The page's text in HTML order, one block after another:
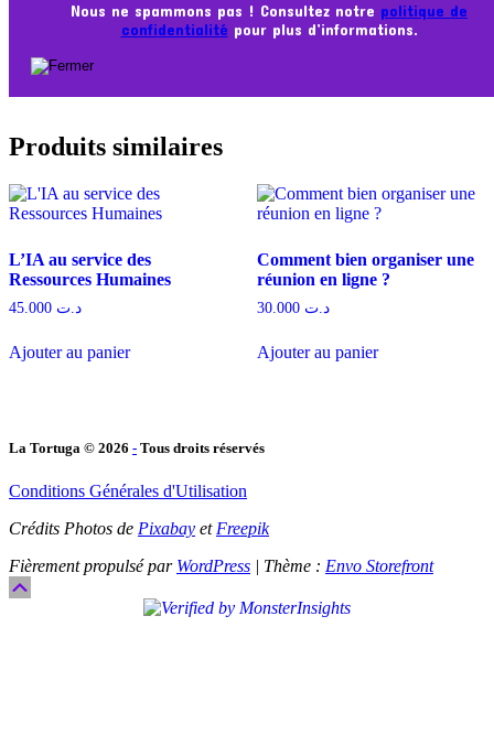
Nous ne spammons pas ! Consultez notre politique de
confidentialité pour plus d’informations.
Produits similaires
L’IA au service des
Ressources Humaines
45.000 د.ت
Ajouter au panier
Comment bien organiser une
réunion en ligne ?
30.000 د.ت
Ajouter au panier
La Tortuga © 2026 - Tous droits réservés
Conditions Générales d'Utilisation
Crédits Photos de Pixabay et Freepik
Fièrement propulsé par WordPress | Thème : Envo Storefront